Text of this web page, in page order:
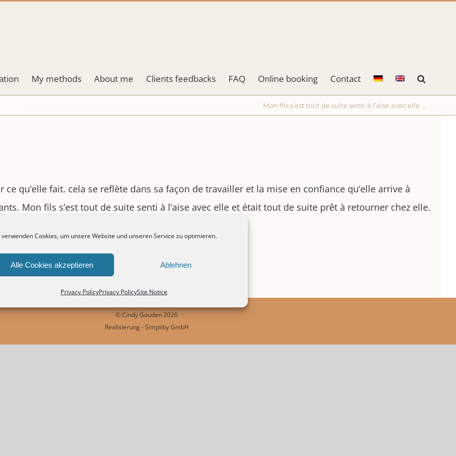
verwenden Cookies, um unsere Website und unseren Service zu optimieren.
Alle Cookies akzeptieren Ablehnen
Privacy PolicyPrivacy PolicySite Notice
My methods About me Clients feedbacks FAQ Online booking Contact
Mon fils s’est tout de suite senti à l’aise avec elle …
qu’elle fait. cela se reflète dans sa façon de travailler et la mise en confiance qu’elle arrive à
Mon fils s’est tout de suite senti à l’aise avec elle et était tout de suite prêt à retourner chez elle.
Alle Erfahrungen
© Cindy Gouden2026
Realisierung - Simpliby GmbH